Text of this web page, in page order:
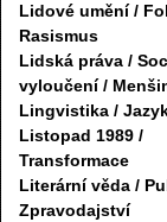
Lidové umění /
Rasismus
Lidská práva /
vyloučení /
Lingvistika /
Listopad 1989 /
Transformace
Literární věda /
Zpravodajství